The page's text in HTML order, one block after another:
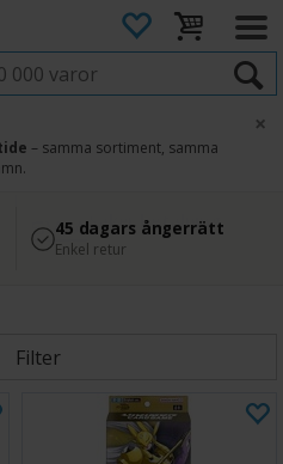
– samma sortiment, samma
×
Säker betalning
med Svea
45 dagars ångerrätt
Enkel retur
Filter